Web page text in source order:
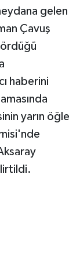
gelen
Çavuş
haberini
yarın öğle